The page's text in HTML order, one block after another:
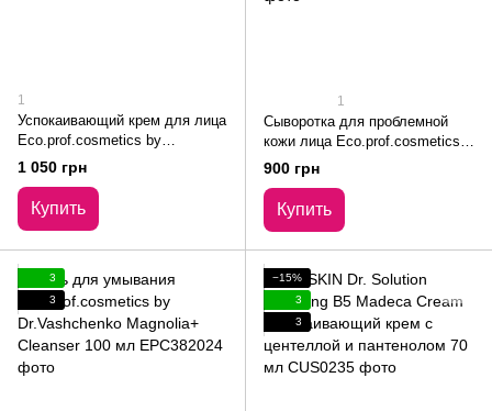
1
Успокаивающий крем для лица
Eco.prof.cosmetics by
Dr.Vashchenko Redness
Recovery Cream 30 мл
1 050 грн
Купить
1
Сыворотка для проблемной
кожи лица Eco.prof.cosmetics
by Dr.Vashchenko Magnolia+
Serum 30 мл
900 грн
Купить
3
3
−15%
3
3